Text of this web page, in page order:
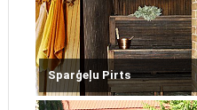
Sparģeļu Pirts